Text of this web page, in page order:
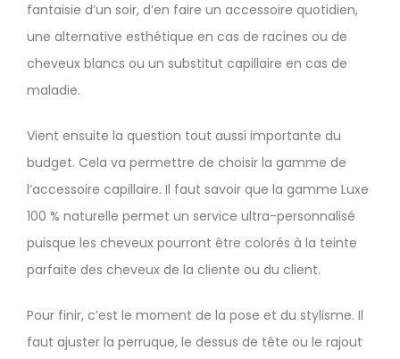
fantaisie d’un soir, d’en faire un accessoire quotidien,
une alternative esthétique en cas de racines ou de
cheveux blancs ou un substitut capillaire en cas de
maladie.
Vient ensuite la question tout aussi importante du
budget. Cela va permettre de choisir la gamme de
l’accessoire capillaire. Il faut savoir que la gamme Luxe
100 % naturelle permet un service ultra-personnalisé
puisque les cheveux pourront être colorés à la teinte
parfaite des cheveux de la cliente ou du client.
Pour finir, c’est le moment de la pose et du stylisme. Il
faut ajuster la perruque, le dessus de tête ou le rajout